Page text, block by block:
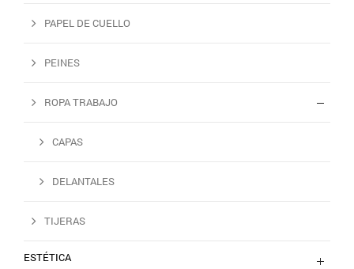
PAPEL DE CUELLO
PEINES
ROPA TRABAJO
CAPAS
DELANTALES
TIJERAS
ESTÉTICA